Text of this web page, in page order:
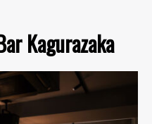
Kagurazaka